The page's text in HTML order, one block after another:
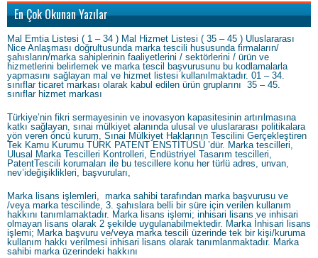
En Çok Okunan Yazılar
Mal Emtia Listesi ( 1 – 34 ) Mal Hizmet Listesi ( 35 – 45 ) Uluslararası
Nice Anlaşması doğrultusunda marka tescili hususunda firmaların/
şahısların/marka sahiplerinin faaliyetlerini / sektörlerini / ürün ve
hizmetlerini belirlemek ve marka tescil başvurusunu bu kodlamalarla
yapmasını sağlayan mal ve hizmet listesi kullanılmaktadır. 01 – 34.
sınıflar ticaret markası olarak kabul edilen ürün gruplarını 35 – 45.
sınıflar hizmet markası
Türkiye’nin fikri sermayesinin ve inovasyon kapasitesinin artırılmasına
katkı sağlayan, sınai mülkiyet alanında ulusal ve uluslararası politikalara
yön veren öncü kurum, Sınai Mülkiyet Haklarının Tescilini Gerçekleştiren
Tek Kamu Kurumu TÜRK PATENT ENSTİTÜSÜ ’dür. Marka tescilleri,
Ulusal Marka Tescilleri Kontrolleri, Endüstriyel Tasarım tescilleri,
PatentTescili korumaları ile bu tescillere konu her türlü adres, unvan,
nev’ideğişiklikleri, başvuruları,
Marka lisans işlemleri, marka sahibi tarafından marka başvurusu ve
/veya marka tescilinde, 3. şahıslara belli bir süre için verilen kullanım
hakkını tanımlamaktadır. Marka lisans işlemi; inhisari lisans ve inhisari
olmayan lisans olarak 2 şekilde uygulanabilmektedir. Marka İnhisari lisans
işlemi; Marka başvuru ve/veya marka tescili üzerinde tek bir kişi/kuruma
kullanım hakkı verilmesi inhisari lisans olarak tanımlanmaktadır. Marka
sahibi marka üzerindeki hakkını